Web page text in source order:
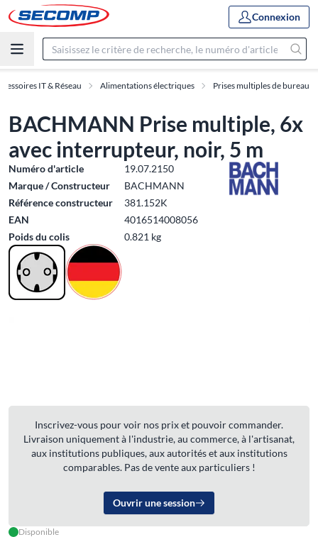
Connexion
IT & Réseau Alimentations électriques Prises multiples de bureau
BACHMANN Prise multiple, 6x
avec interrupteur, noir, 5 m
Numéro d'article
19.07.2150
Marque / Constructeur
BACHMANN
Référence constructeur
381.152K
EAN
4016514008056
Poids du colis
0.821 kg
Inscrivez-vous pour voir nos prix et pouvoir commander.
Livraison uniquement à l'industrie, au commerce, à l'artisanat,
aux institutions publiques, aux autorités et aux institutions
comparables. Pas de vente aux particuliers !
Ouvrir une session
Disponible